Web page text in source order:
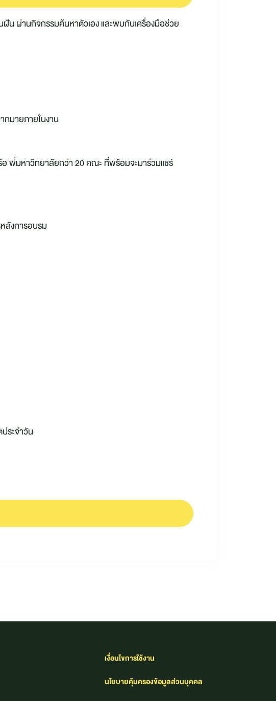
น ผ่านกิจกรรมค้นหาตัวเอง และพบกับเครื่องมือช่วย
กมายภายในงาน
พี่มหาวิทยาลัยกว่า 20 คณะ ที่พร้อมจะมาร่วมแชร์
ลังการอบรม
ระจำวัน
เงื่อนไขการใช้งาน​
นโยบายคุ้มครองข้อมูลส่วนบุคคล